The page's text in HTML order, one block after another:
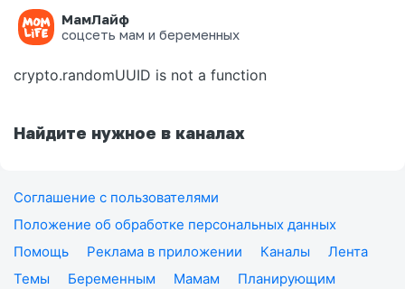
МамЛайф
соцсеть мам и беременных
Ошибка на странице
crypto.randomUUID is not a function
Найдите нужное в каналах
Соглашение с пользователями
Положение об обработке персональных данных
Помощь
Реклама в приложении Каналы
Лента
Темы
Беременным Мамам
Планирующим